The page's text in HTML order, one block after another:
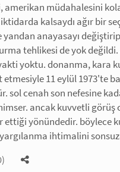
amerikan müdahalesini
kalsaydı ağır bir
yandan anayasayı
tehlikesi de yok
yoktu. donanma, kara
11 eylül 1973'te
sol cenah son nefesine
ancak kuvvetli
ettiği yönündedir. böylece
ihtimalini